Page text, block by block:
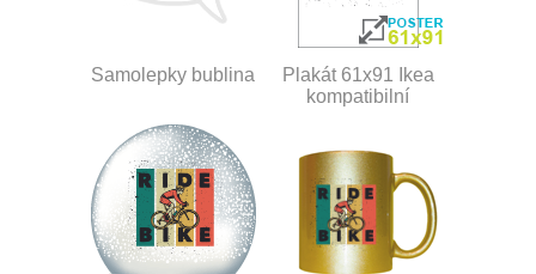
Samolepky bublina
Plakát 61x91 Ikea
kompatibilní